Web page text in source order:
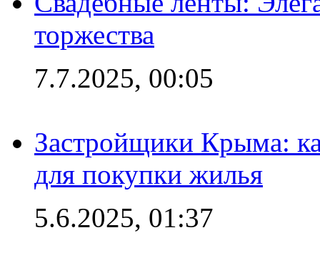
торжества
7.7.2025, 00:05
Застройщики Крыма:
для покупки жилья
5.6.2025, 01:37